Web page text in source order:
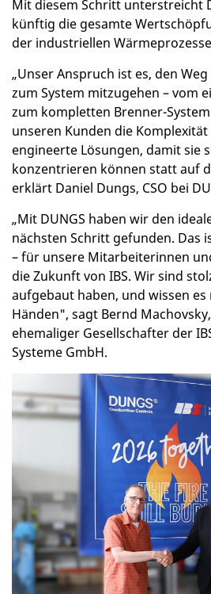
Mit diesem Schritt unterstreicht
künftig die gesamte
der industriellen
„Unser Anspruch ist es, den
zum System mitzugehen – vom
zum kompletten Brenner-
unseren Kunden die
engineerte Lösungen, damit sie
konzentrieren können statt auf
erklärt Daniel Dungs, CSO bei
„Mit DUNGS haben wir den
nächsten Schritt gefunden. Das
– für unsere Mitarbeiterinnen
die Zukunft von IBS. Wir sind
aufgebaut haben, und wissen
Händen", sagt Bernd
ehemaliger Gesellschafter der
Systeme GmbH.